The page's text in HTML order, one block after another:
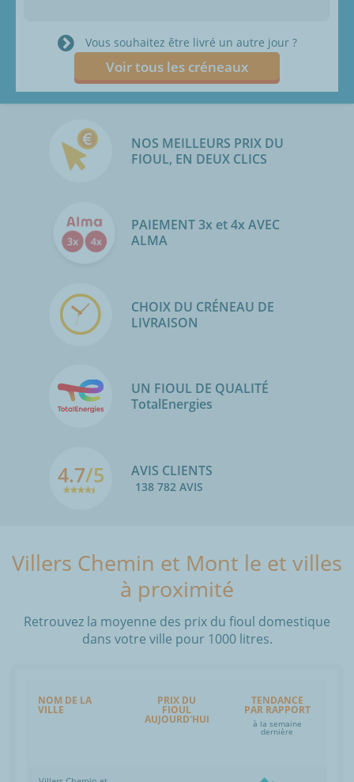
Vous souhaitez être livré un autre jour ?
Voir tous les créneaux
NOS MEILLEURS PRIX DU
FIOUL, EN DEUX CLICS
PAIEMENT 3x et 4x AVEC
ALMA
CHOIX DU CRÉNEAU DE
LIVRAISON
UN FIOUL DE QUALITÉ
TotalEnergies
4.7/5 AVIS CLIENTS
138 782 AVIS
Villers Chemin et Mont le et villes
à proximité
Retrouvez la moyenne des prix du fioul domestique
dans votre ville pour 1000 litres.
NOM DE LA
VILLE
PRIX DU
FIOUL
AUJOURD'HUI
TENDANCE
PAR RAPPORT
à la semaine
dernière